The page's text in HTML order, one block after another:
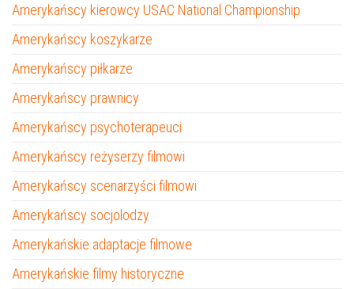
Amerykańscy kierowcy USAC National Championship
Amerykańscy koszykarze
Amerykańscy piłkarze
Amerykańscy prawnicy
Amerykańscy psychoterapeuci
Amerykańscy reżyserzy filmowi
Amerykańscy scenarzyści filmowi
Amerykańscy socjolodzy
Amerykańskie adaptacje filmowe
Amerykańskie filmy historyczne